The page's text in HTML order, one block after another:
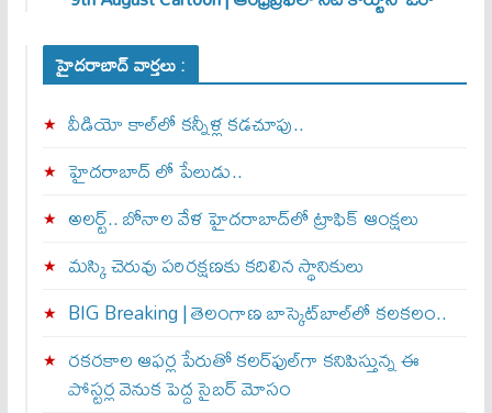
హైదరాబాద్ వార్తలు :
వీడియో కాల్‌లో కన్నీళ్ల కడచూపు..
హైదరాబాద్ లో పేలుడు..
అలర్ట్‌.. బోనాల వేళ హైదరాబాద్‌లో ట్రాఫిక్‌ ఆంక్షలు
మస్కి చెరువు పరిరక్షణకు కదిలిన స్థానికులు
BIG Breaking | తెలంగాణ బాస్కెట్‌బాల్‌లో కలకలం..
రకరకాల ఆఫర్ల పేరుతో కలర్‌ఫుల్‌గా కనిపిస్తున్న ఈ
పోస్టర్ల వెనుక పెద్ద సైబర్ మోసం